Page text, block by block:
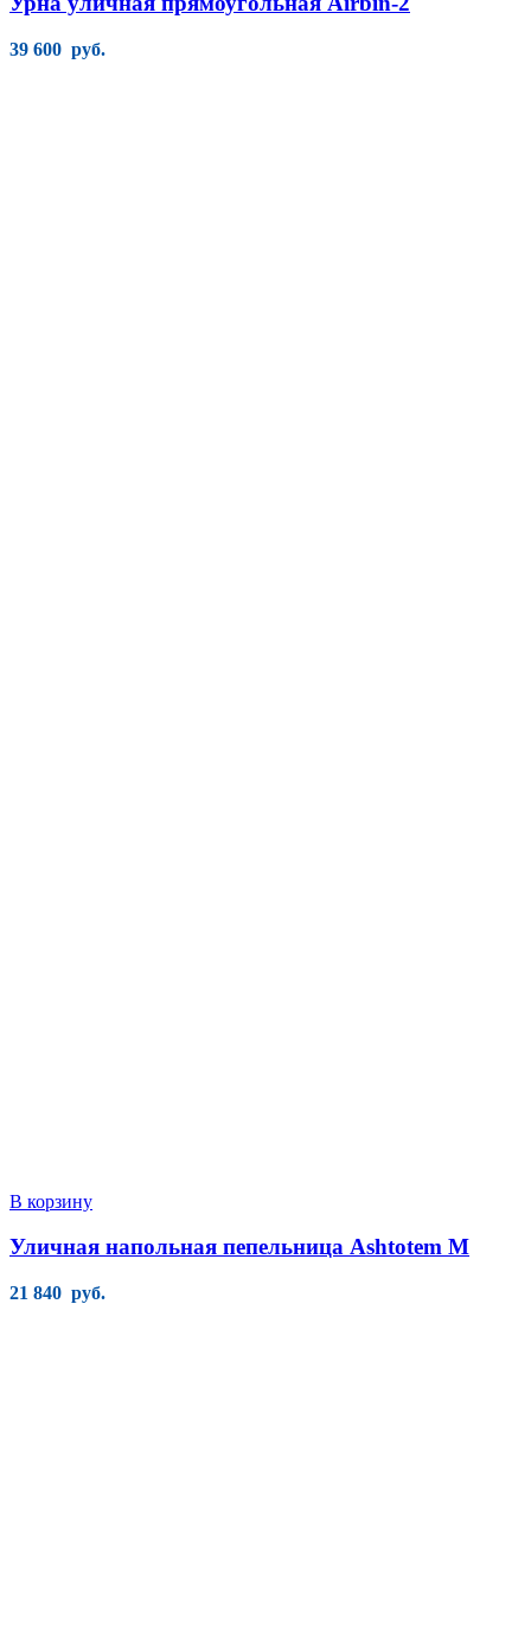
39 600 руб.
В корзину
Уличная напольная пепельница Ashtotem M
21 840 руб.